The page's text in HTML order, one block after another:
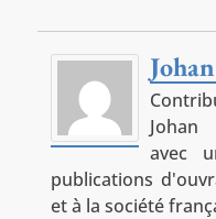
Johan
avec
publications
et à la société